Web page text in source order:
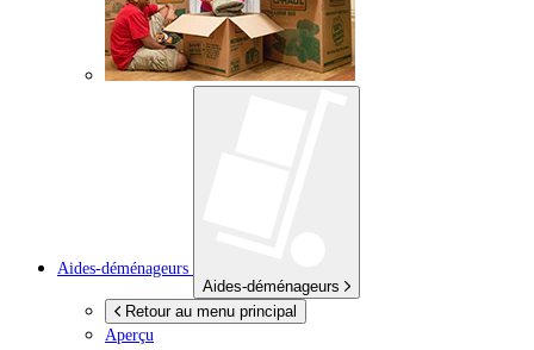
Aides-déménageurs
Aides-déménageurs
Retour au menu principal
Aperçu